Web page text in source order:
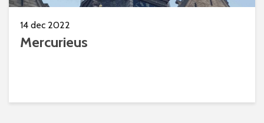
14 dec 2022
Mercurieus